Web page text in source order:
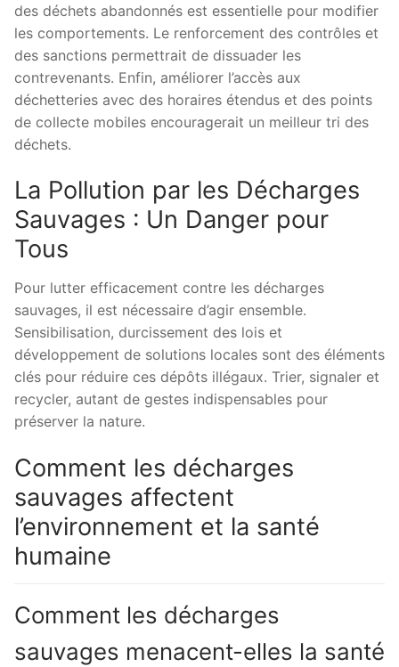
des déchets abandonnés est essentielle pour modifier
les comportements. Le renforcement des contrôles et
des sanctions permettrait de dissuader les
contrevenants. Enfin, améliorer l’accès aux
déchetteries avec des horaires étendus et des points
de collecte mobiles encouragerait un meilleur tri des
déchets.
La Pollution par les Décharges
Sauvages : Un Danger pour
Tous
Pour lutter efficacement contre les décharges
sauvages, il est nécessaire d’agir ensemble.
Sensibilisation, durcissement des lois et
développement de solutions locales sont des éléments
clés pour réduire ces dépôts illégaux. Trier, signaler et
recycler, autant de gestes indispensables pour
préserver la nature.
Comment les décharges
sauvages affectent
l’environnement et la santé
humaine
Comment les décharges
sauvages menacent-elles la santé